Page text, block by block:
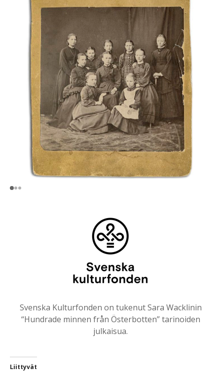
Svenska Kulturfonden on tukenut Sara Wacklinin
“Hundrade minnen från Österbotten” tarinoiden
julkaisua.
Liittyvät